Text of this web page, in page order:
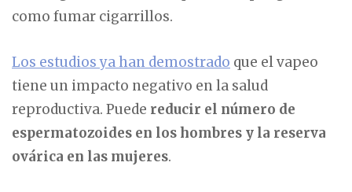
como fumar cigarrillos.
Los estudios ya han demostrado que el vapeo
tiene un impacto negativo en la salud
reproductiva. Puede reducir el número de
espermatozoides en los hombres y la reserva
ovárica en las mujeres.